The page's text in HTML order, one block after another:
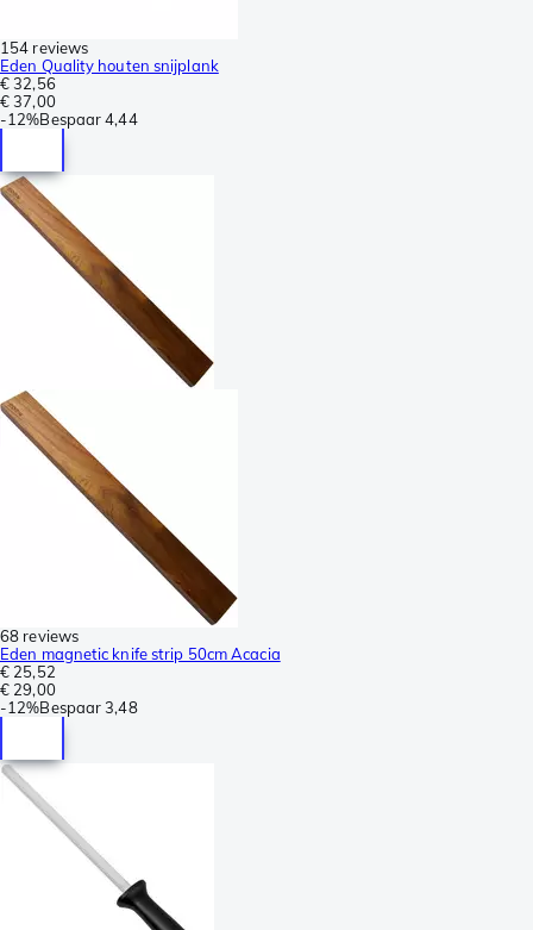
154 reviews
Eden Quality houten snijplank
€ 32,56
€ 37,00
-12%Bespaar 4,44
68 reviews
Eden magnetic knife strip 50cm Acacia
€ 25,52
€ 29,00
-12%Bespaar 3,48